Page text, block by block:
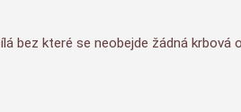
bez které se neobejde žádná krbová